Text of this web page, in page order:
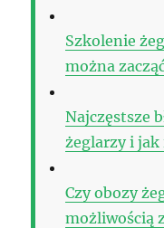
Szkolenie
można
Najczęstsze
żeglarzy i
Czy obozy
możliwością